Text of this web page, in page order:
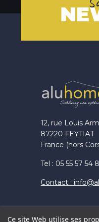
12, rue Louis
87220 FEYTIAT
France (hors
Tel : 05 55 57 54
Contact :
Ce site Web utilise ses